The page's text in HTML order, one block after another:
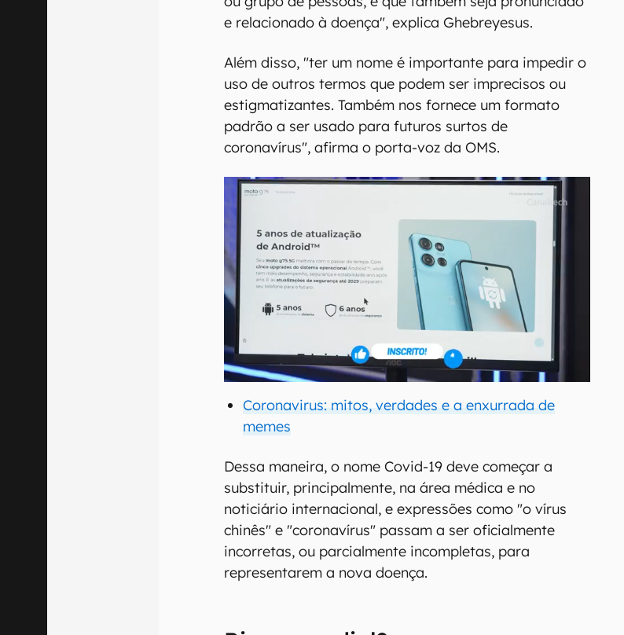
e relacionado à doença", explica Ghebreyesus.
Além disso, "ter um nome é importante para impedir o
uso de outros termos que podem ser imprecisos ou
estigmatizantes. Também nos fornece um formato
padrão a ser usado para futuros surtos de
coronavírus", afirma o porta-voz da OMS.
Coronavirus: mitos, verdades e a enxurrada de
memes
Dessa maneira, o nome Covid-19 deve começar a
substituir, principalmente, na área médica e no
noticiário internacional, e expressões como "o vírus
chinês" e "coronavírus" passam a ser oficialmente
incorretas, ou parcialmente incompletas, para
representarem a nova doença.